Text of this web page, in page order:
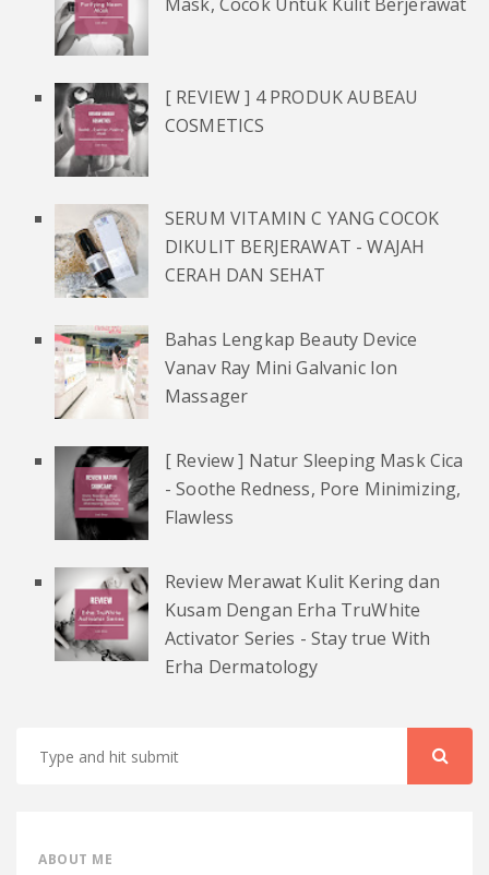
[ REVIEW ] 4 PRODUK AUBEAU
COSMETICS
SERUM VITAMIN C YANG COCOK
DIKULIT BERJERAWAT - WAJAH
CERAH DAN SEHAT
Bahas Lengkap Beauty Device
Vanav Ray Mini Galvanic Ion
Massager
[ Review ] Natur Sleeping Mask Cica
- Soothe Redness, Pore Minimizing,
Flawless
Review Merawat Kulit Kering dan
Kusam Dengan Erha TruWhite
Activator Series - Stay true With
Erha Dermatology
ABOUT ME